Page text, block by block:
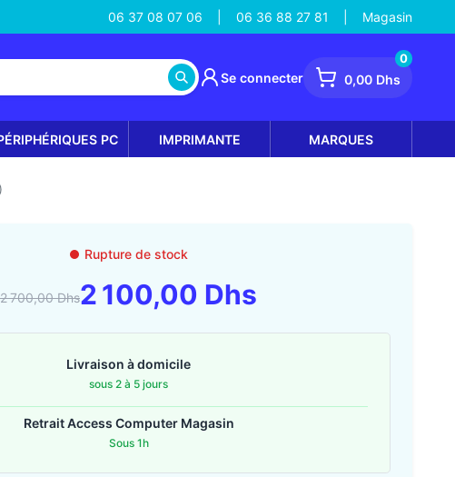
06 37 08 07 06 06 36 88 27 81 Magasin
Se connecter 0,00 Dhs
0
PC IMPRIMANTE MARQUES
Rupture de stock
2 700,00 Dhs2 100,00 Dhs
Livraison à domicile
sous 2 à 5 jours
Retrait Access Computer Magasin
Sous 1h